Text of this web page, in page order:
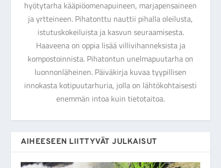
hyötytarha kääpiöomenapuineen, marjapensaineen
ja yrtteineen. Pihatonttu nauttii pihalla oleilusta,
istutuskokeiluista ja kasvun seuraamisesta.
Haaveena on oppia lisää villivihanneksista ja
kompostoinnista. Pihatontun unelmapuutarha on
luonnonläheinen. Päiväkirja kuvaa tyypillisen
innokasta kotipuutarhuria, jolla on lähtökohtaisesti
enemmän intoa kuin tietotaitoa.
AIHEESEEN LIITTYVÄT JULKAISUT